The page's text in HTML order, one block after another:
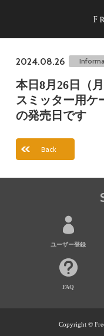
2024.08.26
本日8月26日（
スミッター用ケ
の発売日です
Back
ユーザー登録
FAQ
Copyright ©